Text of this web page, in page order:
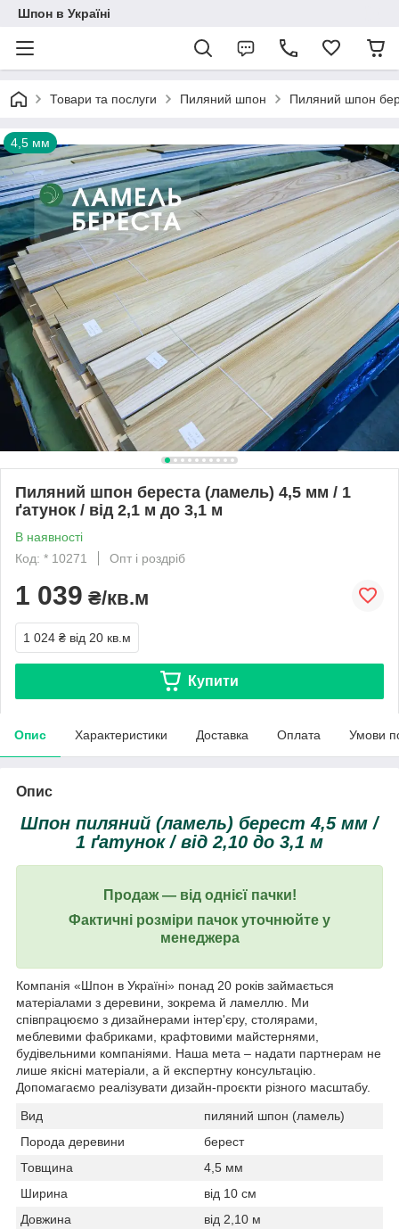
Шпон в Україні
Товари та послуги Пиляний шпон Пиляний шпон
4,5 мм
Пиляний шпон береста (ламель) 4,5 мм / 1
ґатунок / від 2,1 м до 3,1 м
В наявності
Код: * 10271
Опт і роздріб
1 039 ₴/кв.м
1 024 ₴ від 20 кв.м
Купити
Опис Характеристики Доставка Оплата Умови
Опис
Шпон пиляний (ламель) берест 4,5 мм /
1 ґатунок / від 2,10 до 3,1 м
Продаж ― від однієї пачки!
Фактичні розміри пачок уточнюйте у
менеджера
Компанія «Шпон в Україні» понад 20 років займається
матеріалами з деревини, зокрема й ламеллю. Ми
співпрацюємо з дизайнерами інтер'єру, столярами,
меблевими фабриками, крафтовими майстернями,
будівельними компаніями. Наша мета – надати партнерам не
лише якісні матеріали, а й експертну консультацію.
Допомагаємо реалізувати дизайн-проєкти різного масштабу.
Вид
пиляний шпон (ламель)
Порода деревини
берест
Товщина
4,5 мм
Ширина
від 10 см
Довжина
від 2,10 м